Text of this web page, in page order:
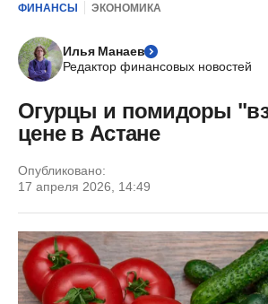
ФИНАНСЫ ЭКОНОМИКА
Илья Манаев
Редактор финансовых новостей
Огурцы и помидоры
цене в Астане
Опубликовано:
17 апреля 2026, 14:49